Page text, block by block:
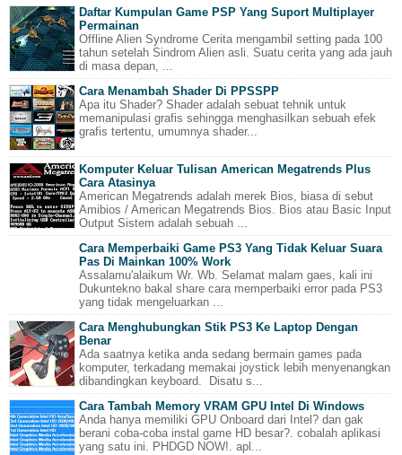
Daftar Kumpulan Game PSP Yang Suport Multiplayer
Permainan
Offline Alien Syndrome Cerita mengambil setting pada 100
tahun setelah Sindrom Alien asli. Suatu cerita yang ada jauh
di masa depan, ...
Cara Menambah Shader Di PPSSPP
Apa itu Shader? Shader adalah sebuat tehnik untuk
memanipulasi grafis sehingga menghasilkan sebuah efek
grafis tertentu, umumnya shader...
Komputer Keluar Tulisan American Megatrends Plus
Cara Atasinya
American Megatrends adalah merek Bios, biasa di sebut
Amibios / American Megatrends Bios. Bios atau Basic Input
Output Sistem adalah sebuah ...
Cara Memperbaiki Game PS3 Yang Tidak Keluar Suara
Pas Di Mainkan 100% Work
Assalamu'alaikum Wr. Wb. Selamat malam gaes, kali ini
Dukuntekno bakal share cara memperbaiki error pada PS3
yang tidak mengeluarkan ...
Cara Menghubungkan Stik PS3 Ke Laptop Dengan
Benar
Ada saatnya ketika anda sedang bermain games pada
komputer, terkadang memakai joystick lebih menyenangkan
dibandingkan keyboard. Disatu s...
Cara Tambah Memory VRAM GPU Intel Di Windows
Anda hanya memiliki GPU Onboard dari Intel? dan gak
berani coba-coba instal game HD besar?. cobalah aplikasi
yang satu ini. PHDGD NOW!. apl...